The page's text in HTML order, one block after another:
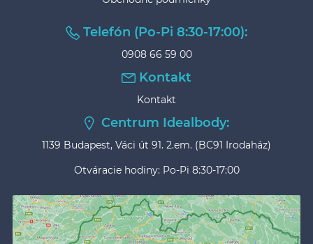
Telefón (Po-Pi 8:30-17:00):
0908 66 59 00
Kontakt
Kontakt
Centrum Idealbody:
1139 Budapest, Váci út 91. 2.em. (BC91 Irodaház)
Otváracie hodiny: Po-Pi 8:30-17:00